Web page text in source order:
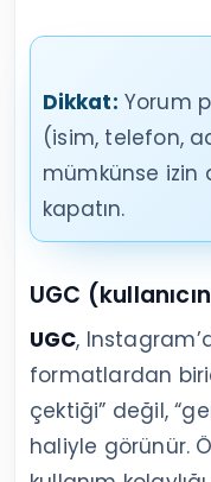
Dikkat: Yorum
(isim, telefon,
mümkünse izin
kapatın.
UGC
UGC,
formatlardan
çektiği” değil,
haliyle görünür.